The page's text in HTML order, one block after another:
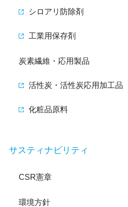
シロアリ防除剤
工業用保存剤
炭素繊維・応用製品
活性炭・活性炭応用加工品
化粧品原料
サスティナビリティ
CSR憲章
環境方針